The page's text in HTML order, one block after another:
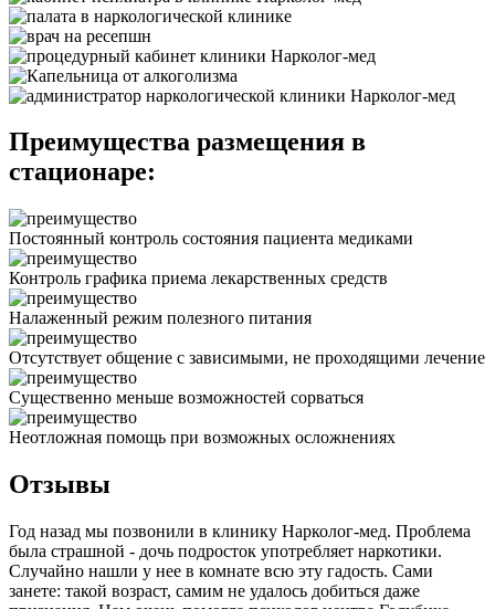
Преимущества размещения в
стационаре:
Постоянный контроль состояния пациента медиками
Контроль графика приема лекарственных средств
Налаженный режим полезного питания
Отсутствует общение с зависимыми, не проходящими лечение
Существенно меньше возможностей сорваться
Неотложная помощь при возможных осложнениях
Отзывы
Год назад мы позвонили в клинику Нарколог-мед. Проблема
была страшной - дочь подросток употребляет наркотики.
Случайно нашли у нее в комнате всю эту гадость. Сами
занете: такой возраст, самим не удалось добиться даже